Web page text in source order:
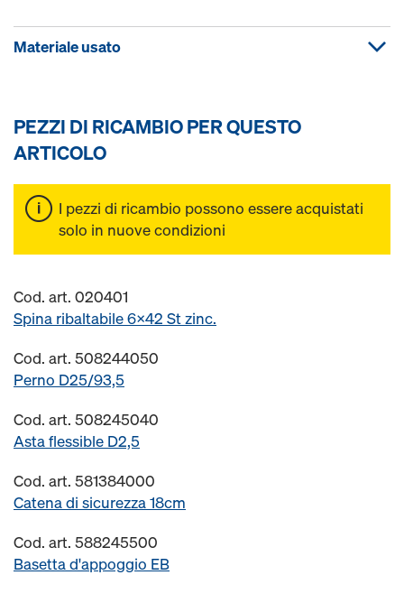
Materiale usato
PEZZI DI RICAMBIO PER QUESTO
ARTICOLO
I pezzi di ricambio possono essere acquistati
solo in nuove condizioni
Cod. art. 020401
Spina ribaltabile 6x42 St zinc.
Cod. art. 508244050
Perno D25/93,5
Cod. art. 508245040
Asta flessible D2,5
Cod. art. 581384000
Catena di sicurezza 18cm
Cod. art. 588245500
Basetta d'appoggio EB